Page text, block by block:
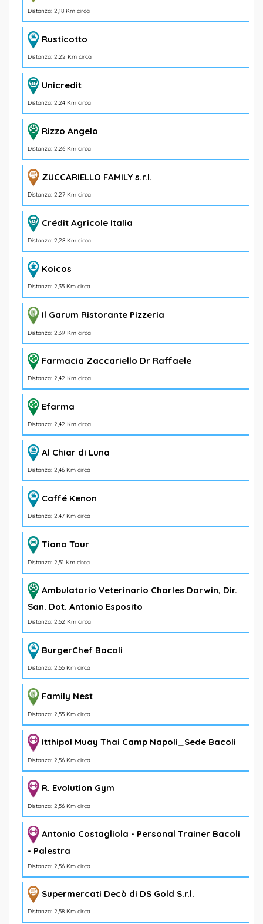
Distanza: 2,18 Km circa
Rusticotto
Distanza: 2,22 Km circa
Unicredit
Distanza: 2,24 Km circa
Rizzo Angelo
Distanza: 2,26 Km circa
ZUCCARIELLO FAMILY s.r.l.
Distanza: 2,27 Km circa
Crédit Agricole Italia
Distanza: 2,28 Km circa
Koicos
Distanza: 2,35 Km circa
Il Garum Ristorante Pizzeria
Distanza: 2,39 Km circa
Farmacia Zaccariello Dr Raffaele
Distanza: 2,42 Km circa
Efarma
Distanza: 2,42 Km circa
Al Chiar di Luna
Distanza: 2,46 Km circa
Caffé Kenon
Distanza: 2,47 Km circa
Tiano Tour
Distanza: 2,51 Km circa
Ambulatorio Veterinario Charles Darwin, Dir.
San. Dot. Antonio Esposito
Distanza: 2,52 Km circa
BurgerChef Bacoli
Distanza: 2,55 Km circa
Family Nest
Distanza: 2,55 Km circa
Itthipol Muay Thai Camp Napoli_Sede Bacoli
Distanza: 2,56 Km circa
R. Evolution Gym
Distanza: 2,56 Km circa
Antonio Costagliola - Personal Trainer Bacoli
- Palestra
Distanza: 2,56 Km circa
Supermercati Decò di DS Gold S.r.l.
Distanza: 2,58 Km circa